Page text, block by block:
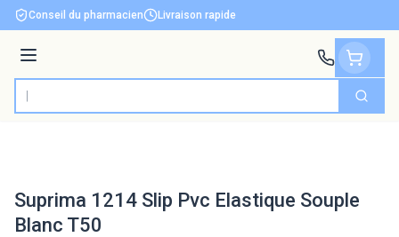
Aller au contenu
Conseil du pharmacien Livraison rapide
Menu
Rechercher
Suprima 1214 Slip Pvc Elastique Souple
Blanc T50